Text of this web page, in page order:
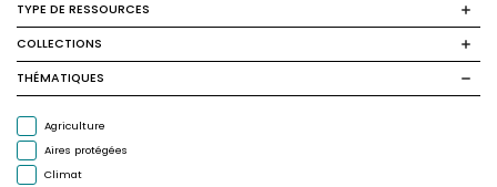
TYPE DE RESSOURCES
COLLECTIONS
THÉMATIQUES
Agriculture
Aires protégées
Climat